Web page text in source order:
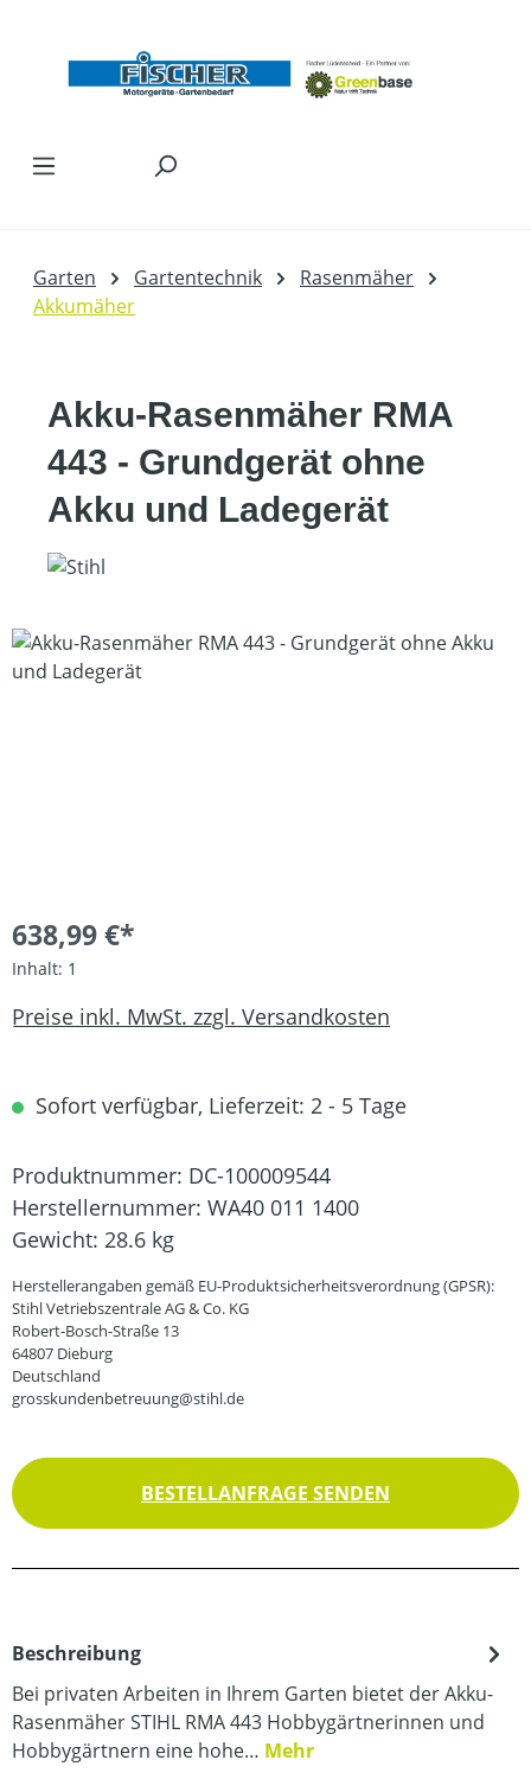
Garten Gartentechnik
Rasenmäher
Akkumäher
Akku-Rasenmäher RMA
443 - Grundgerät ohne
Akku und Ladegerät
Bildergalerie überspringen
638,99 €*
Inhalt: 1
Preise inkl. MwSt. zzgl. Versandkosten
Sofort verfügbar, Lieferzeit: 2 - 5 Tage
Produktnummer: DC-100009544
Herstellernummer: WA40 011 1400
Gewicht: 28.6 kg
Herstellerangaben gemäß EU-Produktsicherheitsverordnung (GPSR):
Stihl Vetriebszentrale AG & Co. KG
Robert-Bosch-Straße 13
64807 Dieburg
Deutschland
grosskundenbetreuung@stihl.de
BESTELLANFRAGE SENDEN
Beschreibung
Bei privaten Arbeiten in Ihrem Garten bietet der Akku-
Rasenmäher STIHL RMA 443 Hobbygärtnerinnen und
Hobbygärtnern eine hohe… Mehr